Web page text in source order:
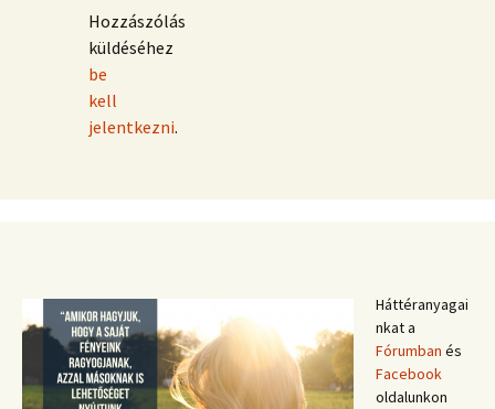
Hozzászólás
küldéséhez
be
kell
jelentkezni.
Háttéranyagai
nkat a
Fórumban és
Facebook
oldalunkon